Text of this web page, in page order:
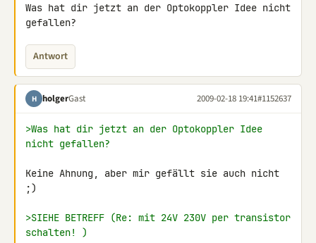
Was hat dir jetzt an der Optokoppler Idee nicht
gefallen?
Antwort
H holgerGast 2009-02-18 19:41#1152637
>Was hat dir jetzt an der Optokoppler Idee
nicht gefallen?
Keine Ahnung, aber mir gefällt sie auch nicht
;)
>SIEHE BETREFF (Re: mit 24V 230V per transistor
schalten! )